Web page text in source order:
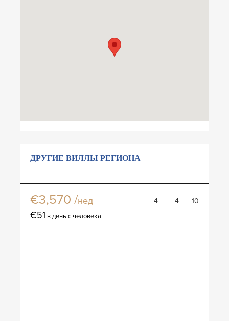
ДРУГИЕ ВИЛЛЫ РЕГИОНА
Вилла Беверино
€3,570 /нед 4 4 10
€51 в день с человека